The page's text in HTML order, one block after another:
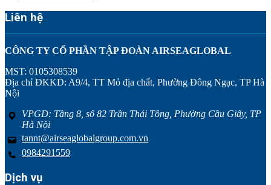
Liên hệ
CÔNG TY CỔ PHẦN TẬP ĐOÀN AIRSEAGLOBAL
MST: 0105308539
Địa chỉ ĐKKD: A9/4, TT Mỏ địa chất, Phường Đông Ngạc, TP Hà
Nội
VPGD: Tầng 8, số 82 Trần Thái Tông, Phường Cầu Giấy, TP
Hà Nội
tannt@airseaglobalgroup.com.vn
0984291559
Dịch vụ